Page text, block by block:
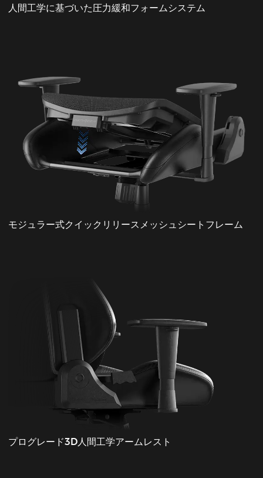
人間工学に基づいた圧力緩和フォームシステム
モジュラー式クイックリリースメッシュシートフレーム
プログレード3D人間工学アームレスト